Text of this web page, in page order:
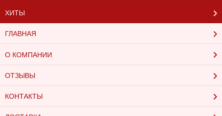
ХИТЫ
ГЛАВНАЯ
О КОМПАНИИ
ОТЗЫВЫ
КОНТАКТЫ